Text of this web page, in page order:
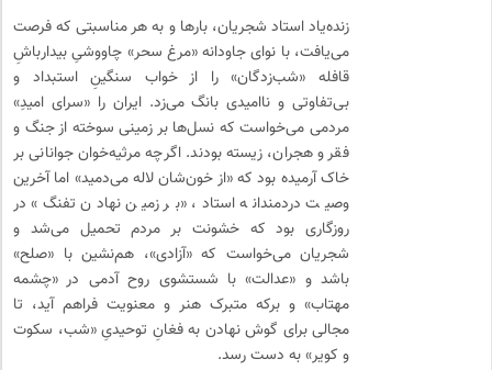
زنده‌یاد استاد شجریان، بارها و به هر مناسبتی که فرصت
می‌یافت، با نوای جاودانه «مرغ سحر» چاووشیِ بیدارباشِ
قافله «شب‌زدگان» را از خواب سنگینِ استبداد و
بی‌تفاوتی و ناامیدی بانگ می‌زد. ایران را «سرای امیدِ»
مردمی می‌خواست که نسل‌ها بر زمینی سوخته از جنگ و
فقر و هجران، زیسته بودند. اگرچه مرثیه‌خوان جوانانی بر
خاک آرمیده بود که «از خون‌شان لاله می‌دمید» اما آخرین
وصیت دردمندانه استاد، «بر زمین نهادن تفنگ» در
روزگاری بود که خشونت بر مردم تحمیل می‌شد و
شجریان می‌خواست که «آزادی»، هم‌نشین با «صلح»
باشد و «عدالت» با شستشوی روح آدمی در «چشمه
مهتاب» و برکه متبرک هنر و معنویت فراهم آید، تا
مجالی برای گوش نهادن به فغانِ توحیدیِ «شب، سکوت
و کویر» به دست رسد.